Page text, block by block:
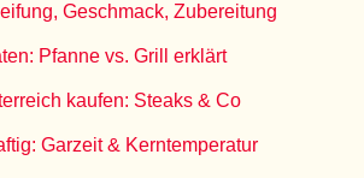
Geschmack, Zubereitung
Pfanne vs. Grill erklärt
kaufen: Steaks & Co
Garzeit & Kerntemperatur